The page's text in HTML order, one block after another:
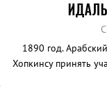
1890 год.
Хопкинсу принять